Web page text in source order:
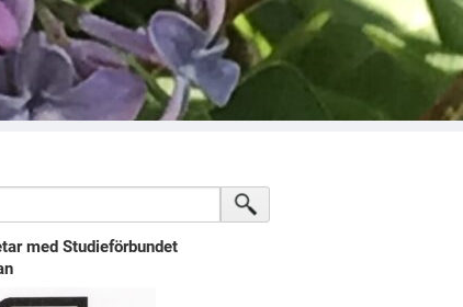
med Studieförbundet